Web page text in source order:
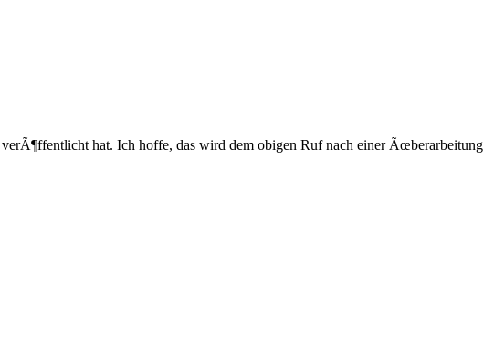
hat. Ich hoffe, das wird dem obigen Ruf nach einer Ãœberarbeitung